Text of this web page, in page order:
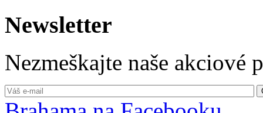
Newsletter
Nezmeškajte naše akciové